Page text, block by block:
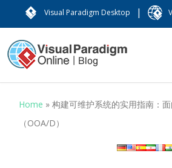
Visual Paradigm Desktop |
Home »构建可维护系统的实用指南：
（OOA/D）